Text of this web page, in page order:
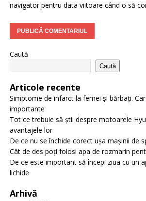
navigator pentru data viitoare când o să
Caută
Caută
Articole recente
Simptome de infarct la femei și bărbați.
importante
Tot ce trebuie să știi despre motoarele
avantajele lor
De ce nu se închide corect ușa mașinii de
Cât de des poți folosi apa de rozmarin
De ce este important să începi ziua cu un
lichide
Arhivă